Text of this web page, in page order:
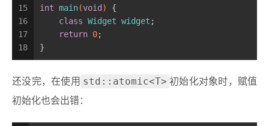
15
16
17
18
int main(void )
{
class Widget widget ;
return 0;
}
还没完，在使用 std::atomic<T> 初始化对象时，赋值
初始化也会出错：